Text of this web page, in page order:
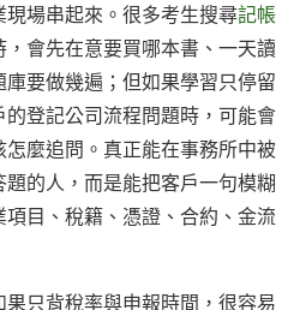
場串起來。很多考生搜尋記帳
，會先在意要買哪本書、一天讀
要做幾遍；但如果學習只停留
登記公司流程問題時，可能會
麼追問。真正能在事務所中被
的人，而是能把客戶一句模糊
目、稅籍、憑證、合約、金流
只背稅率與申報時間，很容易